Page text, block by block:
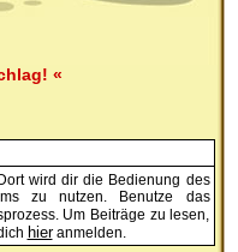
«
wird dir die Bedienung des
zu nutzen. Benutze das
Um Beiträge zu lesen,
hieranmelden.